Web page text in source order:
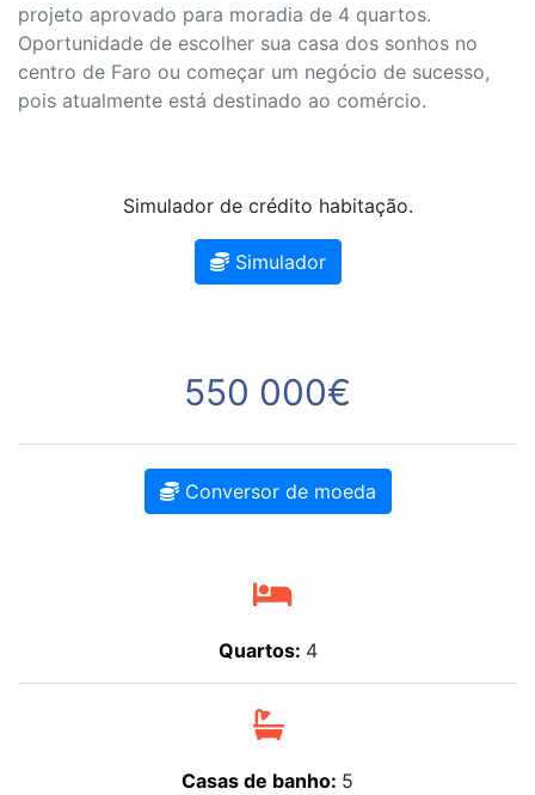
projeto aprovado para moradia de 4 quartos.
Oportunidade de escolher sua casa dos sonhos no
centro de Faro ou começar um negócio de sucesso,
pois atualmente está destinado ao comércio.
Simulador de crédito habitação.
Simulador
550 000€
Conversor de moeda
Quartos: 4
Casas de banho: 5